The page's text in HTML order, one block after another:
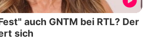
auch GNTM bei RTL? Der
sich